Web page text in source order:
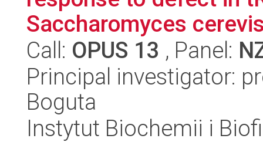
Saccharomyces
Call: OPUS 13 , Panel:
Principal investigator:
Boguta
Instytut Biochemii i